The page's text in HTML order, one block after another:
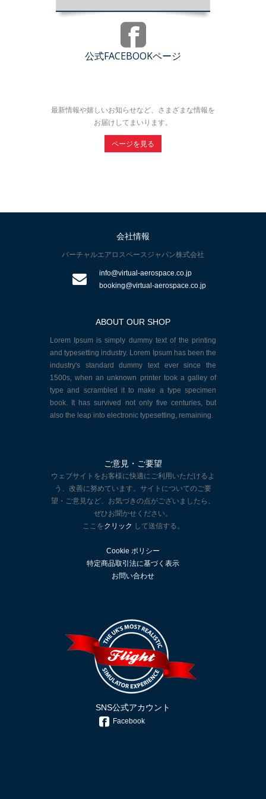
公式FACEBOOKページ
最新情報や嬉しいお知らせなど、さまざまな情報を
お届けしてまいります。
ページを見る
会社情報
バーチャルエアロスペースジャパン株式会社
info@virtual-aerospace.co.jp
booking@virtual-aerospace.co.jp
ABOUT OUR SHOP
Lorem Ipsum is simply dummy text of the printing
and typesetting industry. Lorem Ipsum has been the
industry's standard dummy text ever since the
1500s, when an unknown printer took a galley of
type and scrambled it to make a type specimen
book. It has survived not only five centuries, but
also the leap into electronic typesetting, remaining.
ご意見・ご要望
ウェブサイトをお客様に快適にご利用いただけるよ
う、改善に努めています。サイトについてのご要
望・ご意見など、お気づきの点がございましたら、
ぜひお聞かせください。
ここをクリック して送信する。
Cookie ポリシー
特定商品取引法に基づく表示
お問い合わせ
SNS公式アカウント
Facebook